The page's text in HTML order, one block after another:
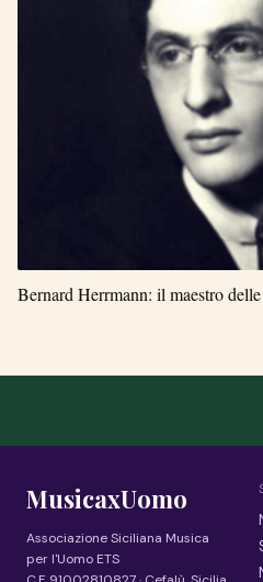
Bernard Herrmann: il maestro
MusicaxUomo
Associazione Siciliana Musica
per l'Uomo ETS